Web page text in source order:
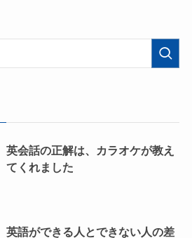
英会話の正解は、カラオケが教え
てくれました
英語ができる人とできない人の差